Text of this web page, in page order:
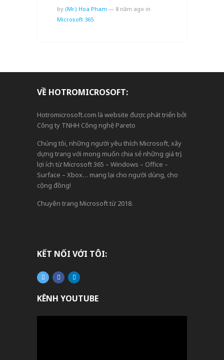
by (Mr.) Hoa Pham — 8 năm ago in
Microsoft 365
VỀ HOTROMICROSOFT:
Hotromicrosoft.com là website được phát triển bởi
Công ty TNHH Công nghệ Pareto
Chúng tôi, những người yêu thích Microsoft, xây
dựng trang với mong muốn chia sẻ những giá trị,
lợi ích từ Microsoft 365 – Windows – Office –
Surface – Xbox… mang lại cho người dùng, cho
cộng đồng!
Chuyên trang Microsoft từ 2018.
KẾT NỐI VỚI TÔI:
KÊNH YOUTUBE